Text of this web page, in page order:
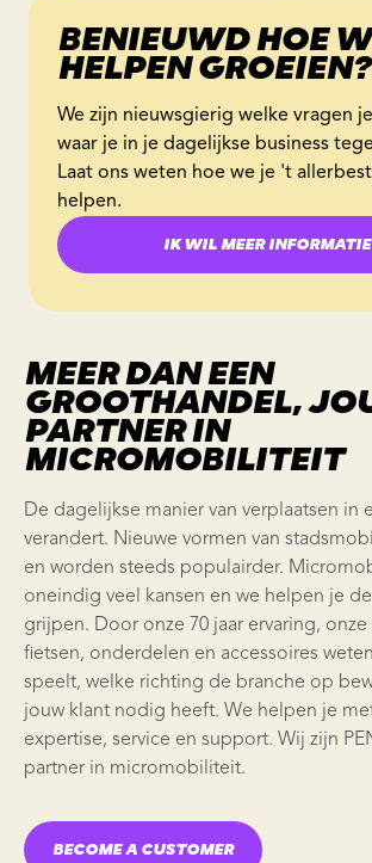
BENIEUWD HOE
HELPEN GROEIEN?
We zijn nieuwsgierig welke vragen
waar je in je dagelijkse business
Laat ons weten hoe we je 't
helpen.
IK WIL MEER INFORMATIE
MEER DAN EEN
GROOTHANDEL,
PARTNER IN
MICROMOBILITEIT
De dagelijkse manier van verplaatsen in
verandert. Nieuwe vormen van
en worden steeds populairder.
oneindig veel kansen en we helpen je
grijpen. Door onze 70 jaar ervaring,
fietsen, onderdelen en accessoires
speelt, welke richting de branche op
jouw klant nodig heeft. We helpen je
expertise, service en support. Wij zijn
partner in micromobiliteit.
BECOME A CUSTOMER